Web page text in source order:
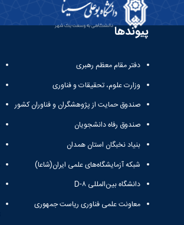
پیوندها
دفتر مقام معظم رهبری
وزارت علوم، تحقیقات و فناوری
صندوق حمایت از پژوهشگران و فناوران کشور
صندوق رفاه دانشجویان
بنیاد نخبگان استان همدان
شبکه آزمایشگاه‌های علمی ایران(شاعا)
دانشگاه بین‌المللی D-۸
معاونت علمی فناوری ریاست جمهوری